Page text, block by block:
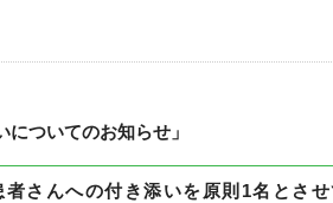
についてのお知らせ」
さんへの付き添いを原則1名とさ